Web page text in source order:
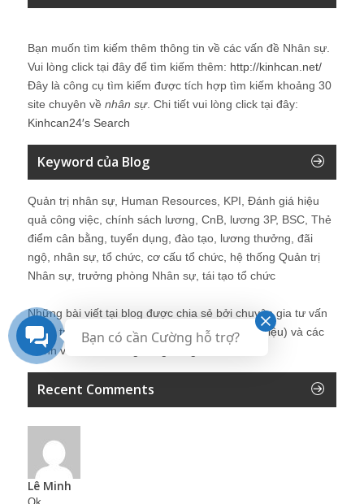
Bạn muốn tìm kiếm thêm thông tin về các vấn đề Nhân sự
Vui lòng click tại đây để tìm kiếm thêm: http://kinhcan.net/
Đây là công cụ tìm kiếm được tích hợp tìm kiếm khoảng 30
site chuyên về nhân sự. Chi tiết vui lòng click tại đây:
Kinhcan24′s Search
Keyword của Blog
Quản trị nhân sự, Human Resources, KPI, Đánh giá hiệu
quả công việc, chính sách lương, CnB, lương 3P, BSC, Thẻ
điểm cân bằng, tuyển dụng, đào tạo, lương thưởng, đãi
ngộ, nhân sự, tổ chức, cơ cấu tổ chức, hệ thống Quản trị
Nhân sự, trưởng phòng Nhân sự, tái tạo tổ chức
Những bài viết tại blog được chia sẻ bởi chuyên gia tư vấn
Quản trị Nhân sự Nguyễn Hùng Cường (giới thiệu) và các
thành viên khác trong cộng đồng Nhân sự.
Recent Comments
Lê Minh
Bạn có cần Cường hỗ trợ?